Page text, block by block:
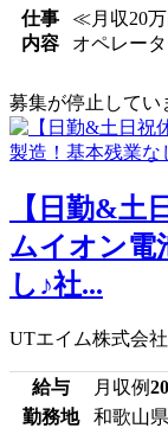
仕事
内容
≪月収20
オペレー
募集が停止してい
【日勤&土
ムイオン電
し♪社...
UTエイム株式会社
給与 月収例
勤務地
和歌山